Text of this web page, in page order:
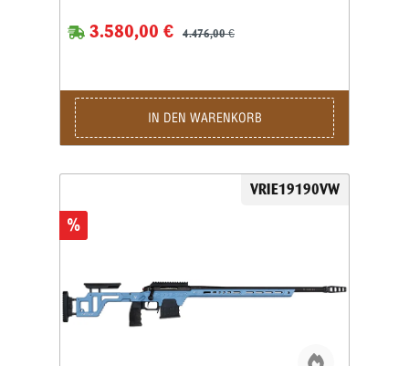
3.580,00 € 4.476,00 €
IN DEN WARENKORB
%
VRIE19190VW